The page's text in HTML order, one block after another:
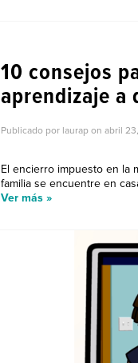
10 consejos
aprendizaje a
Publicado por laurap on abril
El encierro impuesto en la
familia se encuentre en
Ver más »